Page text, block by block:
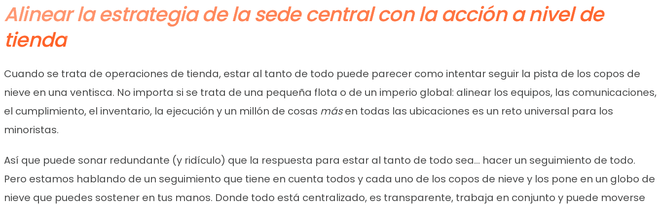
Alinear la estrategia de la sede central con la acción a nivel de
tienda
Cuando se trata de operaciones de tienda, estar al tanto de todo puede parecer como intentar seguir la pista de los copos de
nieve en una ventisca. No importa si se trata de una pequeña flota o de un imperio global: alinear los equipos, las comunicaciones,
el cumplimiento, el inventario, la ejecución y un millón de cosas másen todas las ubicaciones es un reto universal para los
minoristas.
Así que puede sonar redundante (y ridículo) que la respuesta para estar al tanto de todo sea... hacer un seguimiento de todo.
Pero estamos hablando de un seguimiento que tiene en cuenta todos y cada uno de los copos de nieve y los pone en un globo de
nieve que puedes sostener en tus manos. Donde todo está centralizado, es transparente, trabaja en conjunto y puede moverse